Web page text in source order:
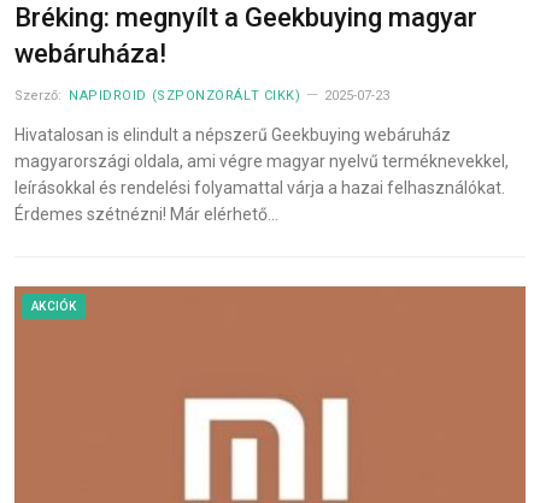
Bréking: megnyílt a Geekbuying magyar
webáruháza!
Szerző: NAPIDROID (SZPONZORÁLT CIKK) 2025-07-23
Hivatalosan is elindult a népszerű Geekbuying webáruház
magyarországi oldala, ami végre magyar nyelvű terméknevekkel,
leírásokkal és rendelési folyamattal várja a hazai felhasználókat.
Érdemes szétnézni! Már elérhető…
AKCIÓK